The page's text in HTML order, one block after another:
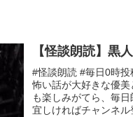
【怪談朗読】黒
#怪談朗読 #毎日0時
怖い話が大好きな優
も楽しみがてら、毎
宜しければチャンネル